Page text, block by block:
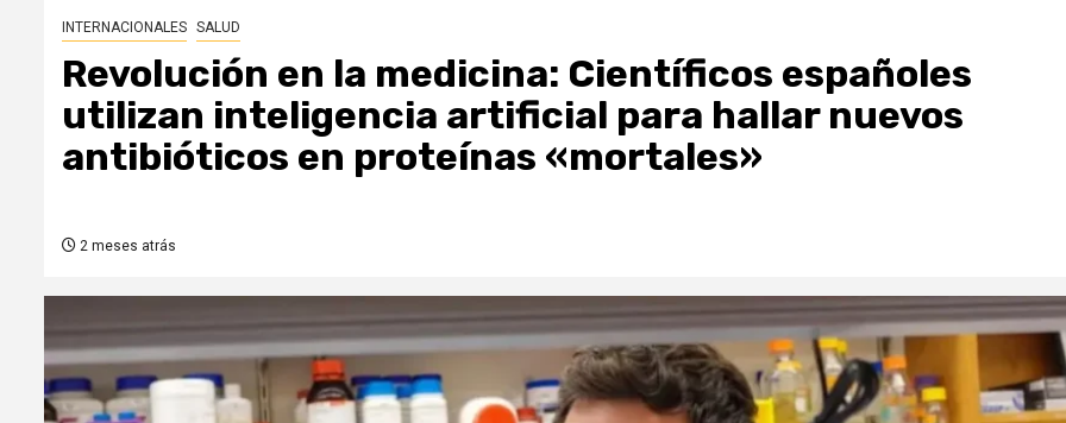
INTERNACIONALES SALUD
Revolución en la medicina: Científicos españoles
utilizan inteligencia artificial para hallar nuevos
antibióticos en proteínas «mortales»
2 meses atrás